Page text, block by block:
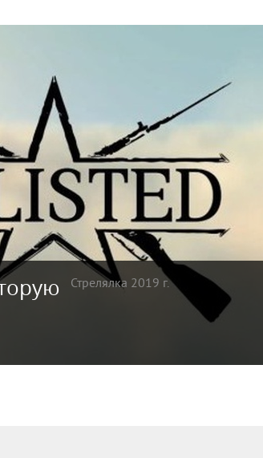
Стрелялка 2019 г.